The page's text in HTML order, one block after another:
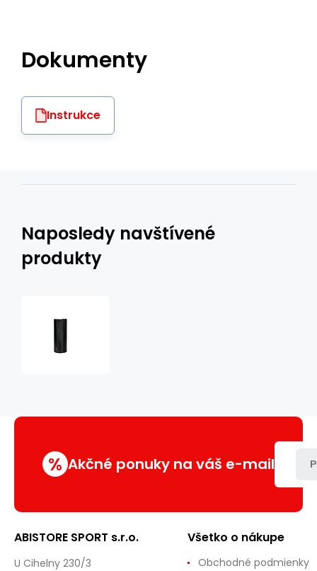
Dokumenty
Instrukce
Naposledy navštívené
produkty
ČIERNY
% Akčné ponuky na váš e-mail
ABISTORE SPORT s.r.o.
U Cihelny 230/3
Všetko o nákupe
Obchodné podmienky